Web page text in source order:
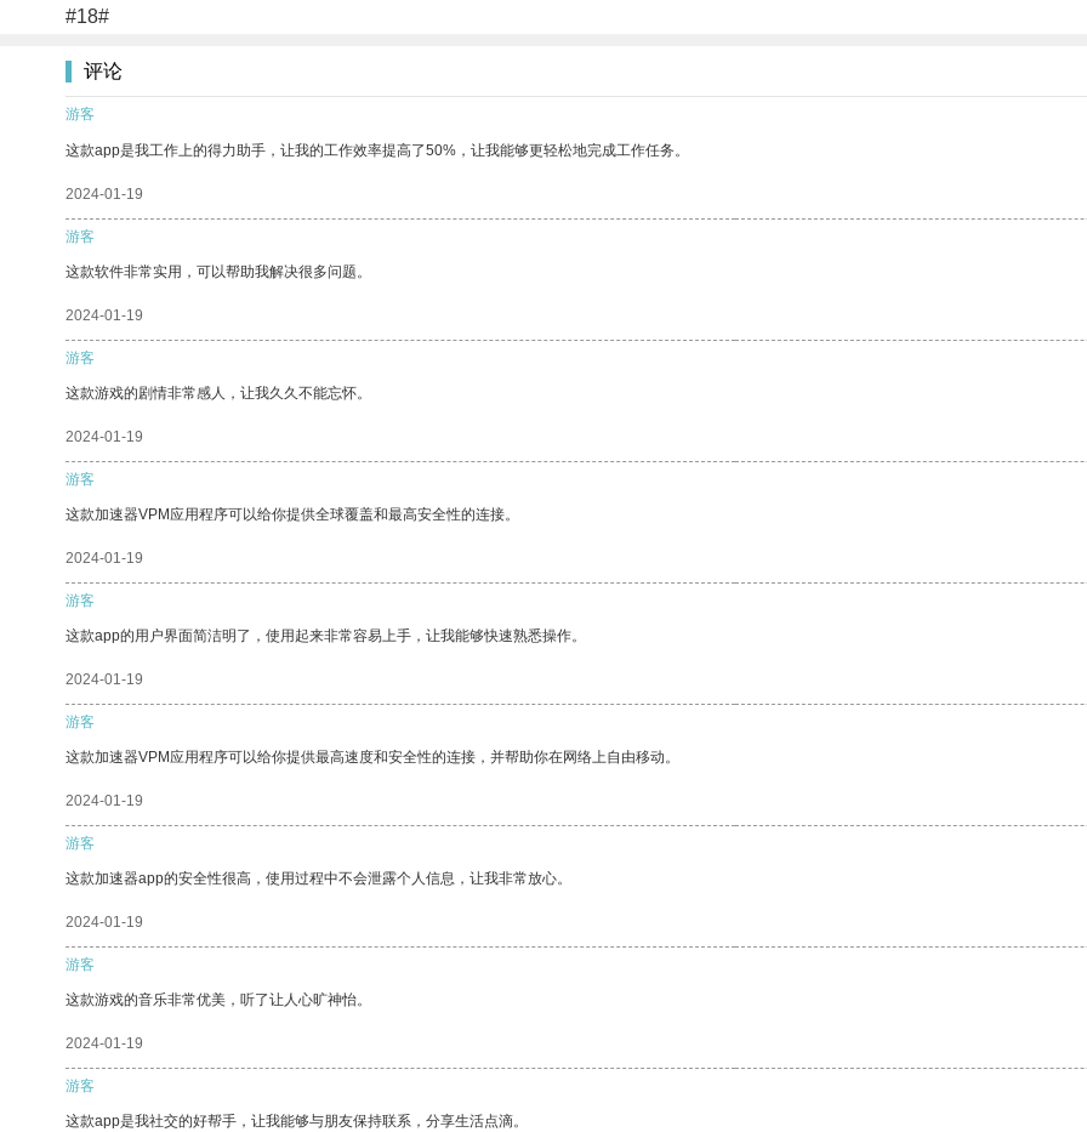
#18#
评论
游客
这款app是我工作上的得力助手，让我的工作效率提高了50%，让我能够更轻松地完成工作任务。
2024-01-19
游客
这款软件非常实用，可以帮助我解决很多问题。
2024-01-19
游客
这款游戏的剧情非常感人，让我久久不能忘怀。
2024-01-19
游客
这款加速器VPM应用程序可以给你提供全球覆盖和最高安全性的连接。
2024-01-19
游客
这款app的用户界面简洁明了，使用起来非常容易上手，让我能够快速熟悉操作。
2024-01-19
游客
这款加速器VPM应用程序可以给你提供最高速度和安全性的连接，并帮助你在网络上自由移动。
2024-01-19
游客
这款加速器app的安全性很高，使用过程中不会泄露个人信息，让我非常放心。
2024-01-19
游客
这款游戏的音乐非常优美，听了让人心旷神怡。
2024-01-19
游客
这款app是我社交的好帮手，让我能够与朋友保持联系，分享生活点滴。